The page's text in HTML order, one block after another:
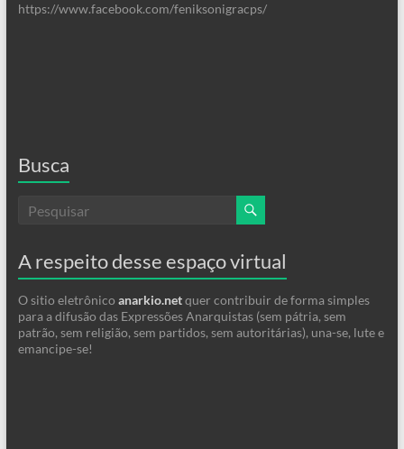
https://www.facebook.com/feniksonigracps/
Busca
A respeito desse espaço virtual
O sitio eletrônico anarkio.netquer contribuir de forma simples
para a difusão das Expressões Anarquistas (sem pátria, sem
patrão, sem religião, sem partidos, sem autoritárias), una-se, lute e
emancipe-se!